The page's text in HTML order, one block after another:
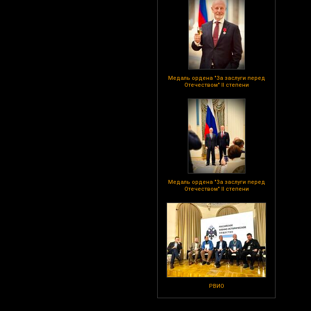
Медаль ордена "За заслуги перед
Отечеством" II степени
Медаль ордена "За заслуги перед
Отечеством" II степени
РВИО